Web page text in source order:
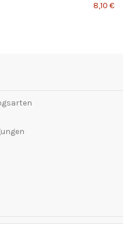
8,10 €